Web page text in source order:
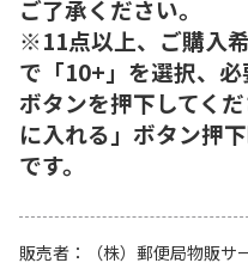
ご了承ください。
※11点以上、ご購入
で「10+」を選択、必
ボタンを押下してく
に入れる」ボタン押
です。
販売者
（株）郵便局物販